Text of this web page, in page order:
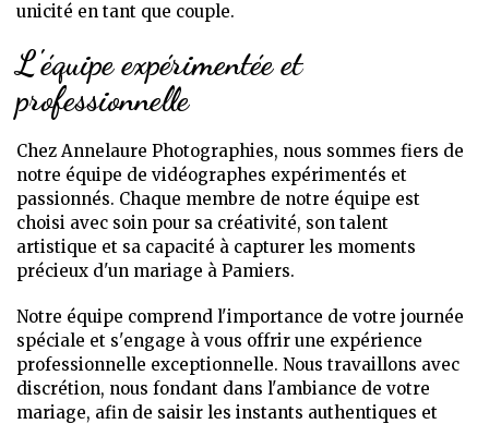
unicité en tant que couple.
L'équipe expérimentée et
professionnelle
Chez Annelaure Photographies, nous sommes fiers de
notre équipe de vidéographes expérimentés et
passionnés. Chaque membre de notre équipe est
choisi avec soin pour sa créativité, son talent
artistique et sa capacité à capturer les moments
précieux d'un mariage à Pamiers.
Notre équipe comprend l'importance de votre journée
spéciale et s'engage à vous offrir une expérience
professionnelle exceptionnelle. Nous travaillons avec
discrétion, nous fondant dans l'ambiance de votre
mariage, afin de saisir les instants authentiques et